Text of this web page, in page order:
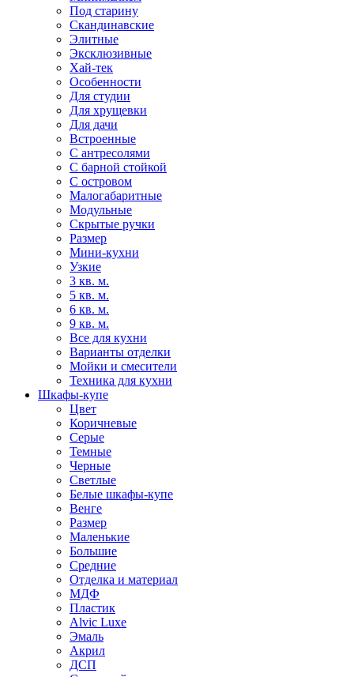
Под старину
Скандинавские
Элитные
Эксклюзивные
Хай-тек
Особенности
Для студии
Для хрущевки
Для дачи
Встроенные
С антресолями
С барной стойкой
С островом
Малогабаритные
Модульные
Скрытые ручки
Размер
Мини-кухни
Узкие
3 кв. м.
5 кв. м.
6 кв. м.
9 кв. м.
Все для кухни
Варианты отделки
Мойки и смесители
Техника для кухни
Шкафы-купе
Цвет
Коричневые
Серые
Темные
Черные
Светлые
Белые шкафы-купе
Венге
Размер
Маленькие
Большие
Средние
Отделка и материал
МДФ
Пластик
Alvic Luxe
Эмаль
Акрил
ДСП